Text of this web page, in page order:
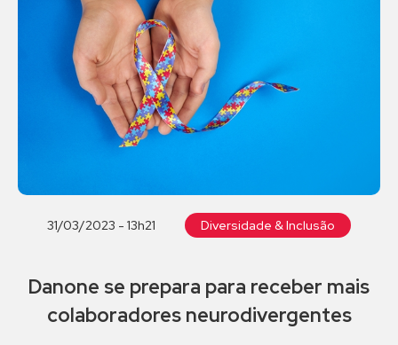
31/03/2023 - 13h21 Diversidade & Inclusão
Danone se prepara para receber mais
colaboradores neurodivergentes